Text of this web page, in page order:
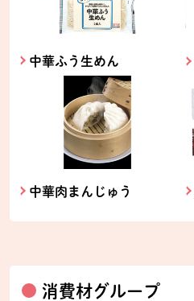
中華ふう生めん
中華肉まんじゅう
消費材グループ